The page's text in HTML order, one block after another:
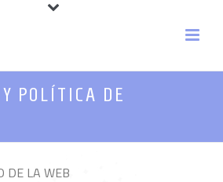
POLÍTICA DE
DE LA WEB